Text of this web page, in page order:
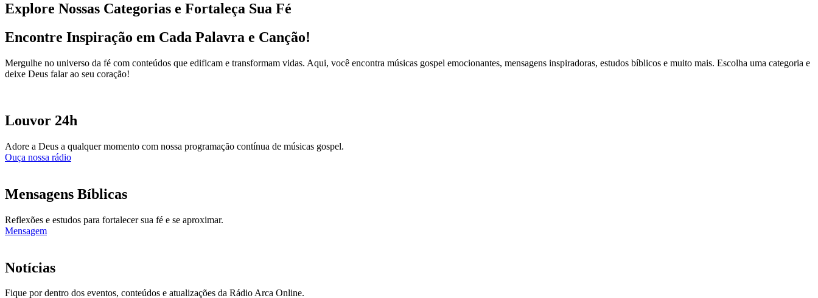
Explore Nossas Categorias e Fortaleça Sua Fé
Encontre Inspiração em Cada Palavra e Canção!
Mergulhe no universo da fé com conteúdos que edificam e transformam vidas. Aqui, você encontra músicas gospel emocionantes, mensagens inspiradoras, estudos bíblicos e muito mais. Escolha uma categoria e
deixe Deus falar ao seu coração!
Louvor 24h
Adore a Deus a qualquer momento com nossa programação contínua de músicas gospel.
Ouça nossa rádio
Mensagens Bíblicas
Reflexões e estudos para fortalecer sua fé e se aproximar.
Mensagem
Notícias
Fique por dentro dos eventos, conteúdos e atualizações da Rádio Arca Online.